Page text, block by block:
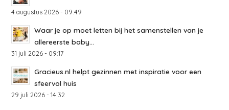
4 augustus 2026 - 09:49
Waar je op moet letten bij het samenstellen van je
allereerste baby...
31 juli 2026 - 09:17
Gracieus.nl helpt gezinnen met inspiratie voor een
sfeervol huis
29 juli 2026 - 14:32